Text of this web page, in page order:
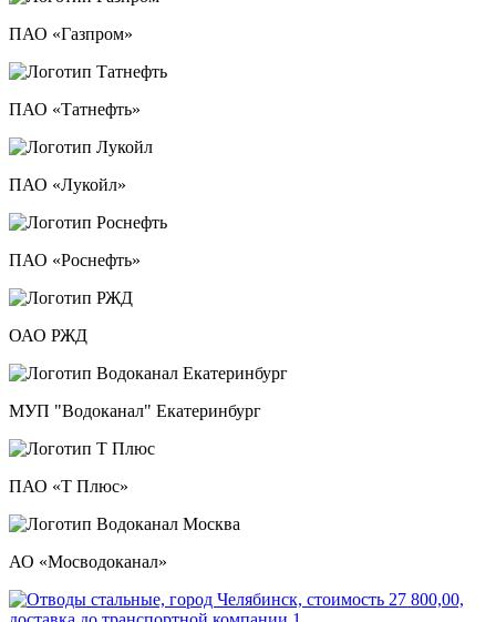
ПАО «Газпром»
ПАО «Татнефть»
ПАО «Лукойл»
ПАО «Роснефть»
ОАО РЖД
МУП "Водоканал" Екатеринбург
ПАО «Т Плюс»
АО «Мосводоканал»